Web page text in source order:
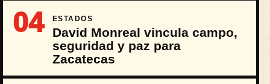
04 ESTADOS
David Monreal vincula campo,
seguridad y paz para
Zacatecas